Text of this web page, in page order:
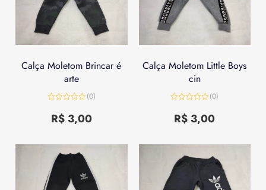
Calça Moletom Brincar é
arte
de
(0)
R$3,00
Calça Moletom Little Boys
cin
de
(0)
R$ 3,00